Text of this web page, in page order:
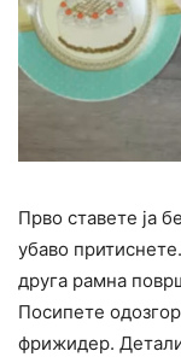
Прво ставете ја
убаво
друга рамна
Посипете
фрижидер.